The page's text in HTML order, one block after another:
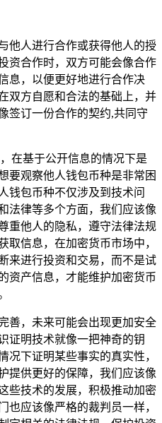
他人进行合作或获得他人的授
资合作时，双方可能会像合作
息，以便更好地进行合作决
双方自愿和合法的基础上，并
签订一份合作的契约,共同守
在基于公开信息的情况下是
要观察他人钱包币种是非常困
钱包币种不仅涉及到技术问
法律等多个方面，我们应该像
重他人的隐私，遵守法律法规
取信息，在加密货币市场中，
来进行投资和交易，而不是试
资产信息，才能维护加密货币
善，未来可能会出现更加安全
证明技术就像一把神奇的钥
况下证明某些事实的真实性，
提供更好的保障，我们应该像
些技术的发展，积极推动加密
也应该像严格的裁判员一样，